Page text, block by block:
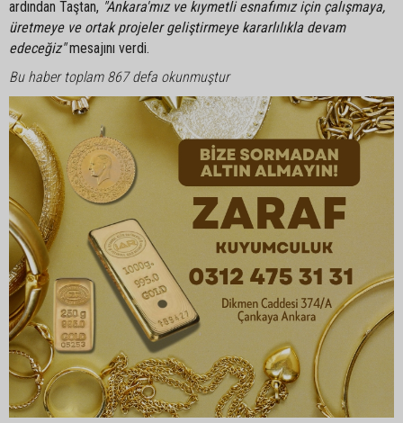
ardından Taştan, "Ankara'mız ve kıymetli esnafımız için çalışmaya,
üretmeye ve ortak projeler geliştirmeye kararlılıkla devam
edeceğiz"mesajını verdi.
Bu haber toplam 867 defa okunmuştur